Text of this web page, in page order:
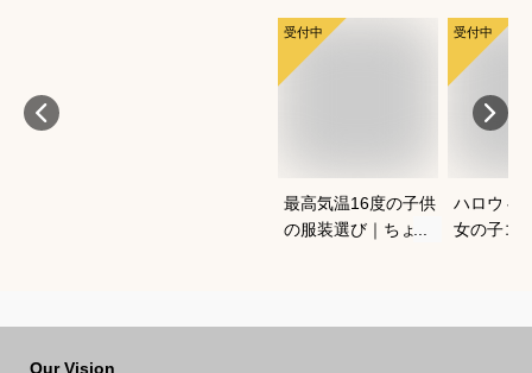
受付中
最高気温16度の子供
の服装選び｜ちょう
受付中
ハロウィ
女の子コ
Our Vision